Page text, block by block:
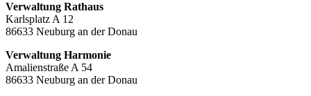
Verwaltung Rathaus
Karlsplatz A 12
86633 Neuburg an der Donau
Verwaltung Harmonie
Amalienstraße A 54
86633 Neuburg an der Donau